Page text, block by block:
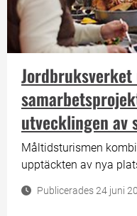
utvecklingen av
Måltidsturismen
upptäckten av nya
utan också ett sätt att
Publicerades 24 juni